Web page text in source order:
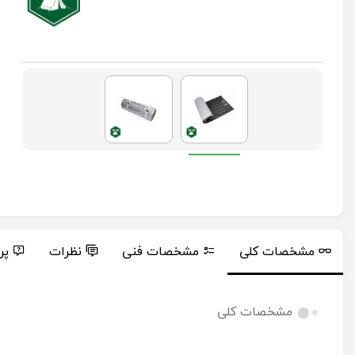
مشخصات کلی مشخصات فنی نظرات
مشخصات کلی